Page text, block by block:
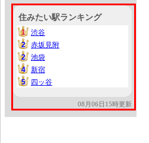
住みたい駅ランキング
1
1
渋谷
2
2
赤坂見附
2
2
池袋
4
4
新宿
5
5 四ッ谷
08月06日15時更新